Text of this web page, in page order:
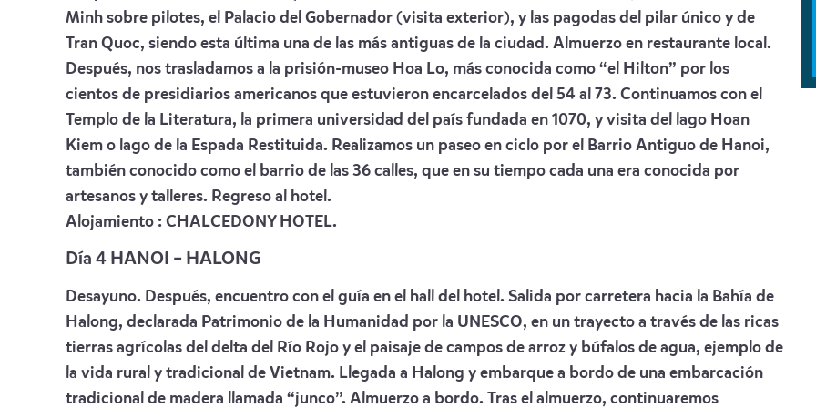
Minh sobre pilotes, el Palacio del Gobernador (visita exterior), y las pagodas del pilar único y de
Tran Quoc, siendo esta última una de las más antiguas de la ciudad. Almuerzo en restaurante local.
Después, nos trasladamos a la prisión-museo Hoa Lo, más conocida como “el Hilton” por los
cientos de presidiarios americanos que estuvieron encarcelados del 54 al 73. Continuamos con el
Templo de la Literatura, la primera universidad del país fundada en 1070, y visita del lago Hoan
Kiem o lago de la Espada Restituida. Realizamos un paseo en ciclo por el Barrio Antiguo de Hanoi,
también conocido como el barrio de las 36 calles, que en su tiempo cada una era conocida por
artesanos y talleres. Regreso al hotel.
Alojamiento : CHALCEDONY HOTEL.
Día 4 HANOI – HALONG
Desayuno. Después, encuentro con el guía en el hall del hotel. Salida por carretera hacia la Bahía de
Halong, declarada Patrimonio de la Humanidad por la UNESCO, en un trayecto a través de las ricas
tierras agrícolas del delta del Río Rojo y el paisaje de campos de arroz y búfalos de agua, ejemplo de
la vida rural y tradicional de Vietnam. Llegada a Halong y embarque a bordo de una embarcación
tradicional de madera llamada “junco”. Almuerzo a bordo. Tras el almuerzo, continuaremos